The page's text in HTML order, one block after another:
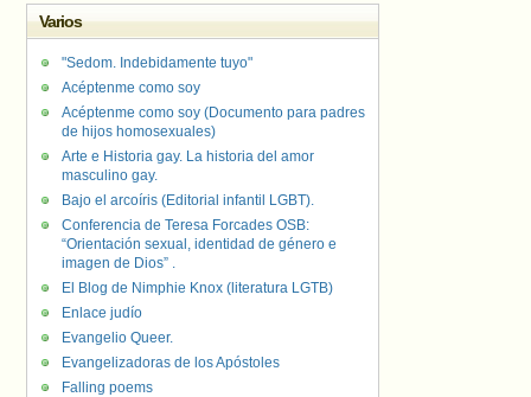
Varios
"Sedom. Indebidamente tuyo"
Acéptenme como soy
Acéptenme como soy (Documento para padres
de hijos homosexuales)
Arte e Historia gay. La historia del amor
masculino gay.
Bajo el arcoíris (Editorial infantil LGBT).
Conferencia de Teresa Forcades OSB:
“Orientación sexual, identidad de género e
imagen de Dios” .
El Blog de Nimphie Knox (literatura LGTB)
Enlace judío
Evangelio Queer.
Evangelizadoras de los Apóstoles
Falling poems